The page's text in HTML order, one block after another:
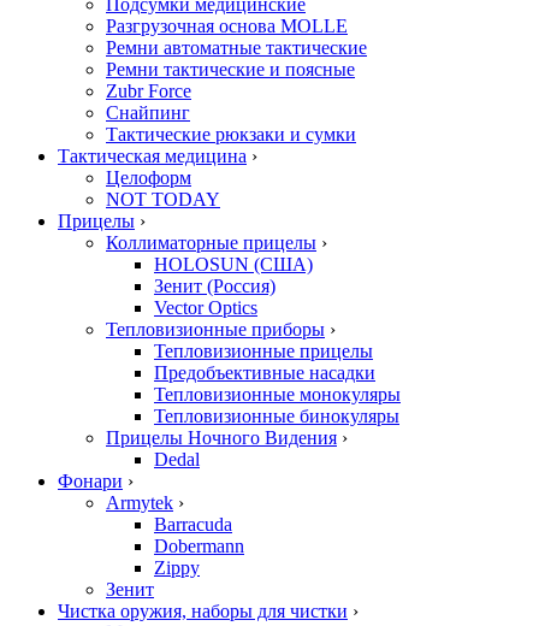
Подсумки медицинские
Разгрузочная основа MOLLE
Ремни автоматные тактические
Ремни тактические и поясные
Zubr Force
Снайпинг
Тактические рюкзаки и сумки
Тактическая медицина ›
Целоформ
NOT TODAY
Прицелы ›
Коллиматорные прицелы ›
HOLOSUN (США)
Зенит (Россия)
Vector Optics
Тепловизионные приборы ›
Тепловизионные прицелы
Предобъективные насадки
Тепловизионные монокуляры
Тепловизионные бинокуляры
Прицелы Ночного Видения ›
Dedal
Фонари ›
Armytek ›
Barracuda
Dobermann
Zippy
Зенит
Чистка оружия, наборы для чистки ›